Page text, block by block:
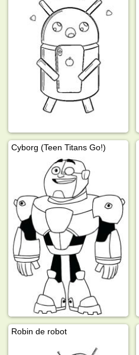
Cyborg (Teen Titans Go!)
Robin de robot